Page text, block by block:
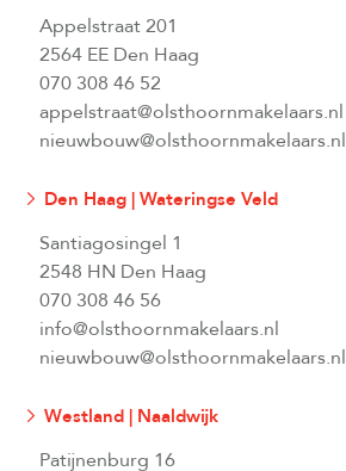
Appelstraat 201
2564 EE Den Haag
070 308 46 52
appelstraat@olsthoornmakelaars.nl
nieuwbouw@olsthoornmakelaars.nl
Den Haag | Wateringse Veld
Santiagosingel 1
2548 HN Den Haag
070 308 46 56
info@olsthoornmakelaars.nl
nieuwbouw@olsthoornmakelaars.nl
Westland | Naaldwijk
Patijnenburg 16